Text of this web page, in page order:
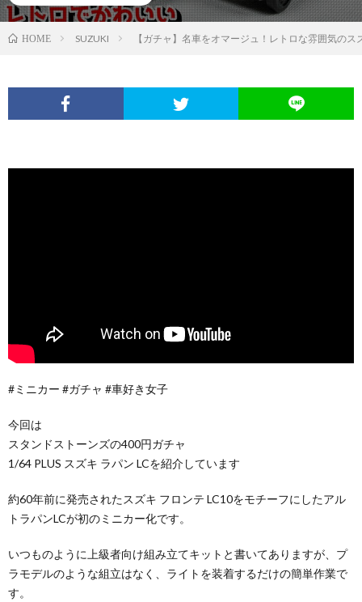
HOME SUZUKI 【ガチャ】名車をオマージュ！レトロな雰囲気の
#ミニカー #ガチャ #車好き女子
今回は
スタンドストーンズの400円ガチャ
1/64 PLUS スズキ ラパン LCを紹介しています
約60年前に発売されたスズキ フロンテ LC10をモチーフにしたアル
トラパンLCが初のミニカー化です。
いつものように上級者向け組み立てキットと書いてありますが、プ
ラモデルのような組立はなく、ライトを装着するだけの簡単作業で
す。